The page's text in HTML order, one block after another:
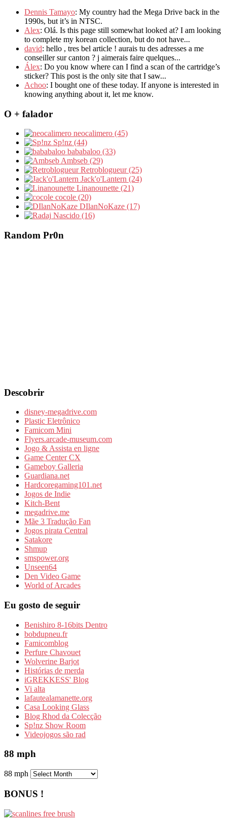
Dennis Tamayo: My country had the Mega Drive back in the
1990s, but it’s in NTSC.
Alex: Olá. Is this page still somewhat looked at? I am looking
to complete my korean collection, but do not have...
david: hello , tres bel article ! aurais tu des adresses a me
conseiller sur canton ? j aimerais faire quelques...
Álex: Do you know where can I find a scan of the cartridge’s
sticker? This post is the only site that I saw...
Achoo: I bought one of these today. If anyone is interested in
knowing anything about it, let me know.
O + falador
neocalimero (45)
Sp!nz (44)
bababaloo (33)
Ambseb (29)
Retroblogueur (25)
Jack'o'Lantern (24)
Linanounette (21)
cocole (20)
DIlanNoKaze (17)
Nascido (16)
Random Pr0n
Descobrir
disney-megadrive.com
Plastic Eletrônico
Famicom Mini
Flyers.arcade-museum.com
Jogo & Assista en ligne
Game Center CX
Gameboy Galleria
Guardiana.net
Hardcoregaming101.net
Jogos de Indie
Kitch-Bent
megadrive.me
Mãe 3 Tradução Fan
Jogos pirata Central
Satakore
Shmup
smspower.org
Unseen64
Den Video Game
World of Arcades
Eu gosto de seguir
Benishiro 8-16bits Dentro
bobdupneu.fr
Famicomblog
Perfure Chavouet
Wolverine Barjot
Histórias de merda
iGREKKESS' Blog
Vi alta
lafautealamanette.org
Casa Looking Glass
Blog Rhod da Colecção
Sp!nz Show Room
Videojogos são rad
88 mph
88 mph
BONUS !